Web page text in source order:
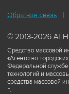
Обратная связь
© 2013-2026 АГН
Средство массовой
«Агентство
Федеральной
технологий и
средства массовой
г.